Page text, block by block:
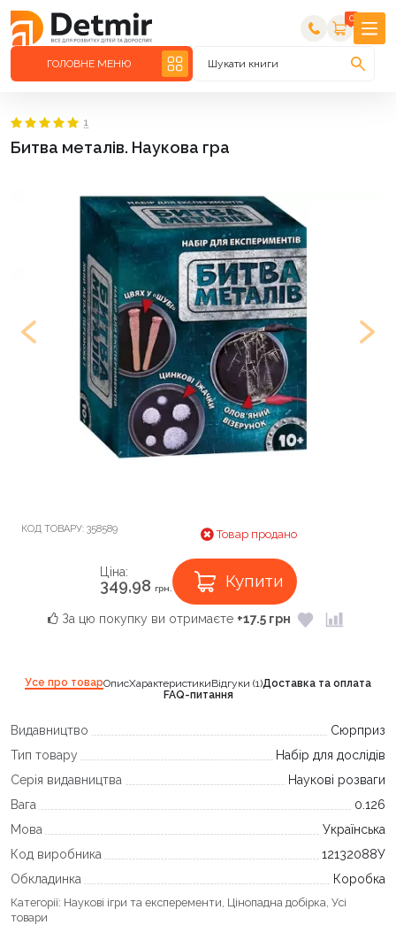
0
ГОЛОВНЕ МЕНЮ Шукати книги
Битва металів. Наукова гра
1
КОД ТОВАРУ: 358589 Товар продано
Ціна:
349,98 грн. Купити
За цю покупку ви отримаєте +17.5 грн
Усе про товарОписХарактеристикиВідгуки (1)Доставка та оплата
FAQ-питання
Видавництво
Сюрприз
Тип товару
Набір для дослідів
Серія видавництва
Наукові розваги
Вага
0.126
Мова
Українська
Код виробника
12132088У
Обкладинка
Коробка
Категорії: Наукові ігри та експеременти Цінопадна добірка Усі
товари